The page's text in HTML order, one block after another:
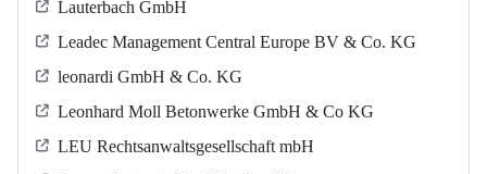
Lauterbach GmbH
Leadec Management Central Europe BV & Co. KG
leonardi GmbH & Co. KG
Leonhard Moll Betonwerke GmbH & Co KG
LEU Rechtsanwaltsgesellschaft mbH